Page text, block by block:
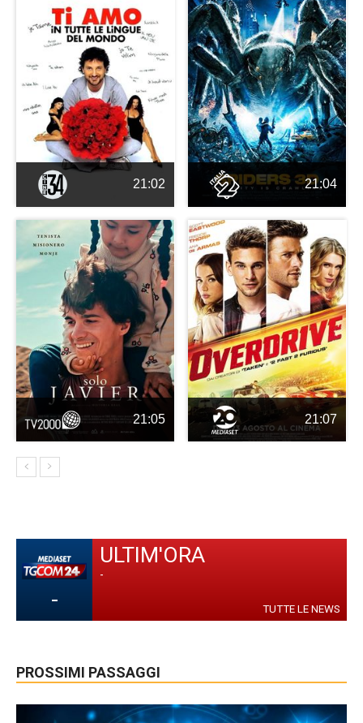
21:02 21:04
21:05 21:07
-
ULTIM'ORA
-
TUTTE LE NEWS
PROSSIMI PASSAGGI